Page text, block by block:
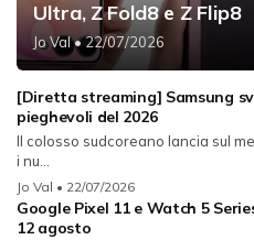
Ultra, Z Fold8 e Z Flip8
Jo Val• 22/07/2026
[Diretta streaming] Samsung
pieghevoli del 2026
Il colosso sudcoreano lancia sul
i nu...
Jo Val • 22/07/2026
Google Pixel 11 e Watch 5
12 agosto